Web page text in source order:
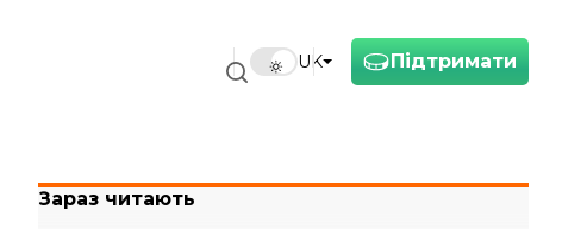
Підтримати
UK
Зараз читають